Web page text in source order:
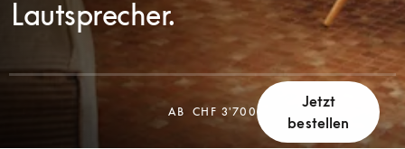
Lautsprecher.
AB CHF 3'700
Jetzt
bestellen